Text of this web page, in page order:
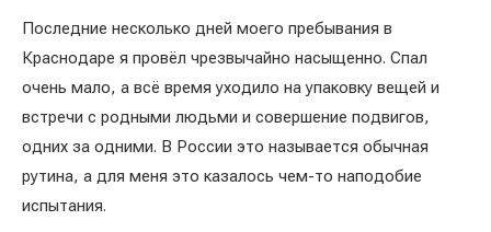
Последние несколько дней моего пребывания в
Краснодаре я провёл чрезвычайно насыщенно. Спал
очень мало, а всё время уходило на упаковку вещей и
встречи с родными людьми и совершение подвигов,
одних за одними. В России это называется обычная
рутина, а для меня это казалось чем-то наподобие
испытания.